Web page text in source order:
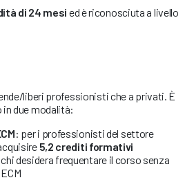
di 24 mesi ed è riconosciuta a livello
liberi professionisti che a privati. È
due modalità:
: per i professionisti del settore
5,2 crediti formativi
desidera frequentare il corso senza